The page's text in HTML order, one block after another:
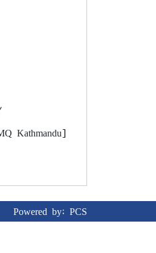
Kathmandu]
Powered by: PCS